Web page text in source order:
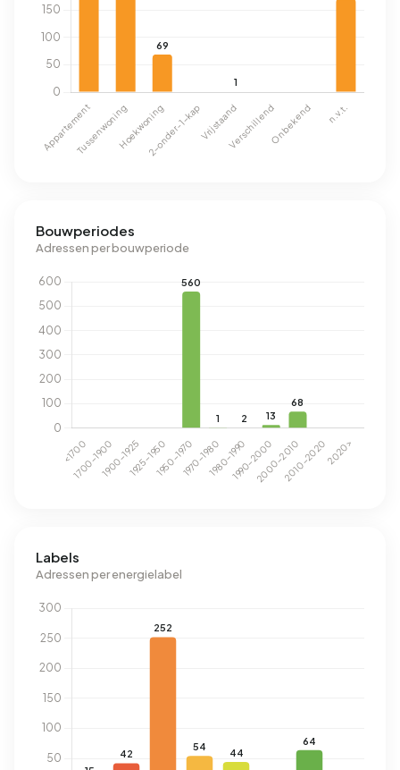
Bouwperiodes
Adressen per bouwperiode
Labels
Adressen per energielabel